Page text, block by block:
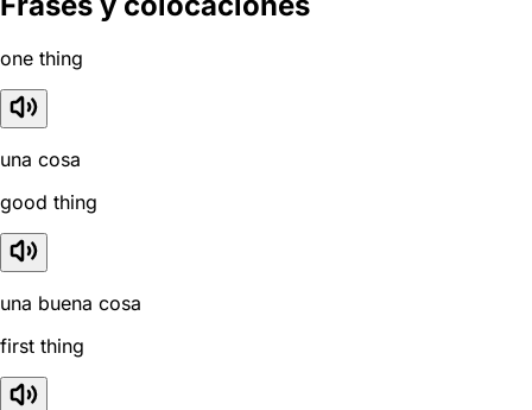
one thing
una cosa
good thing
una buena cosa
first thing